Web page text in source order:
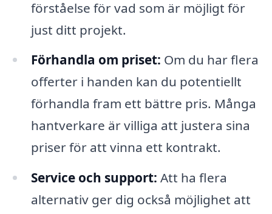
förståelse för vad som är möjligt för
just ditt projekt.
Förhandla om priset: Om du har flera
offerter i handen kan du potentiellt
förhandla fram ett bättre pris. Många
hantverkare är villiga att justera sina
priser för att vinna ett kontrakt.
Service och support: Att ha flera
alternativ ger dig också möjlighet att